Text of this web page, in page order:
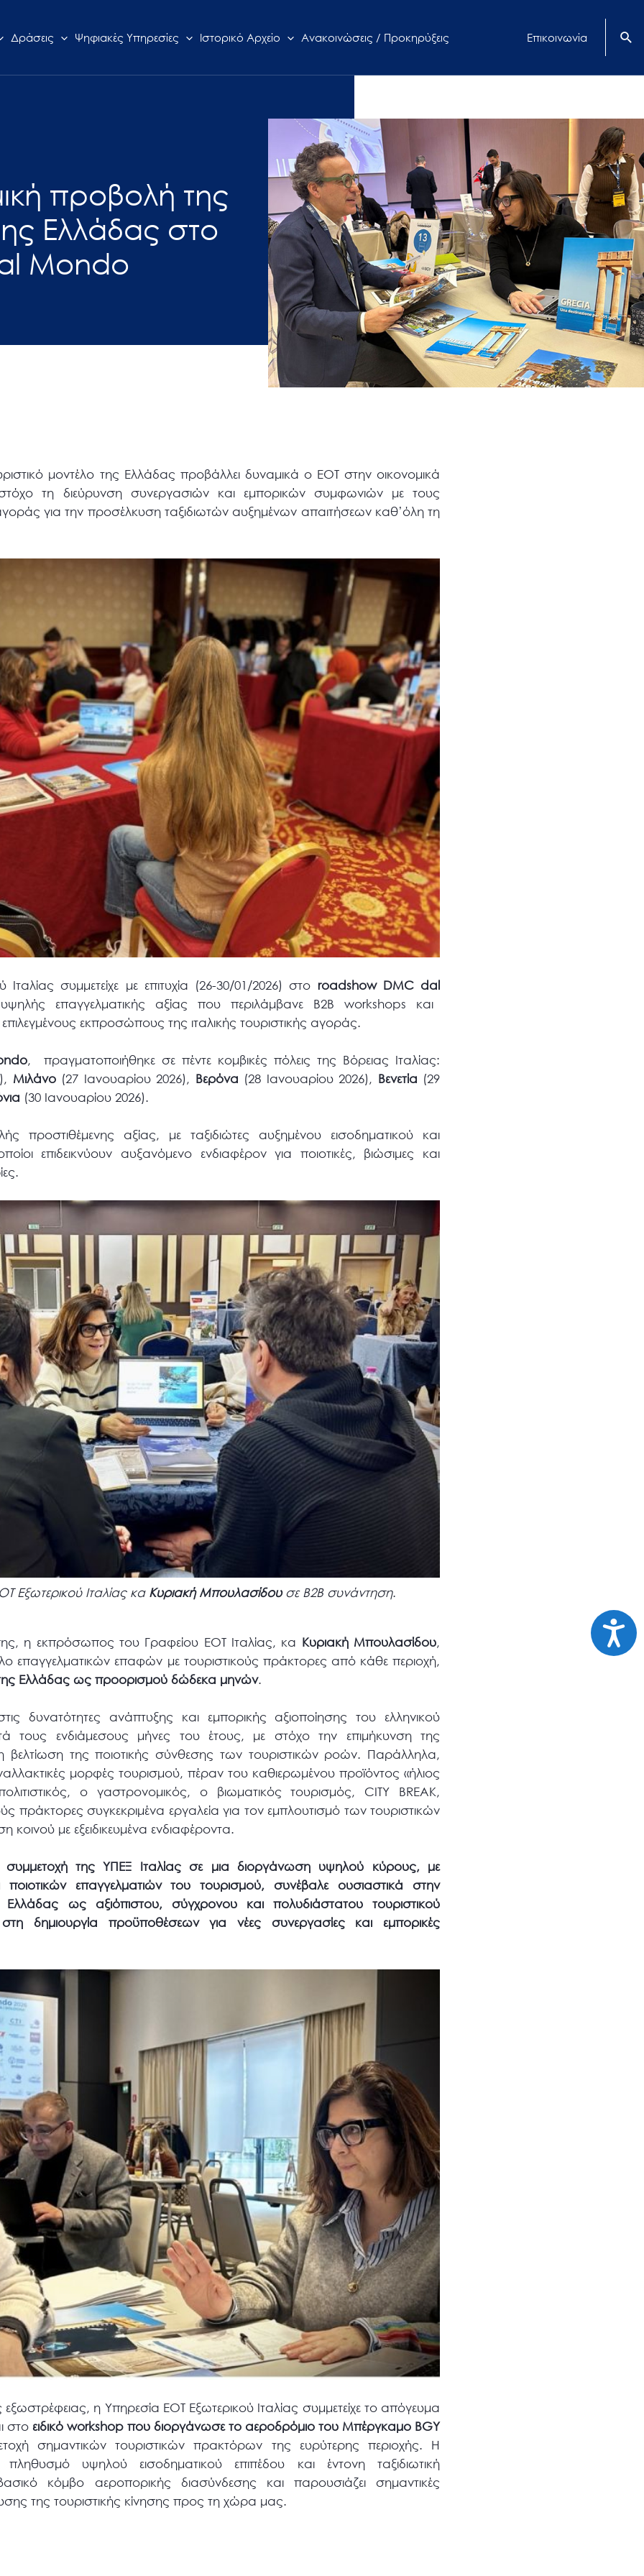
Δράσεις Ψηφιακές Υπηρεσίες Ιστορικό Αρχείο Ανακοινώσεις / Προκηρύξεις Επικοινωνία
προβολή της
Ελλάδας στο
Mondo
μοντέλο της Ελλάδας προβάλλει δυναμικά ο ΕΟΤ στην οικονομικά
τη διεύρυνση συνεργασιών και εμπορικών συμφωνιών με τους
αγοράς για την προσέλκυση ταξιδιωτών αυξημένων απαιτήσεων καθ’όλη τη
συμμετείχε με επιτυχία (26-30/01/2026) στο roadshowDMCdal
επαγγελματικής αξίας που περιλάμβανε Β2Β workshops και
εκπροσώπους της ιταλικής τουριστικής αγοράς.
, πραγματοποιήθηκε σε πέντε κομβικές πόλεις της Βόρειας Ιταλίας:
Μιλάνο(27 Ιανουαρίου 2026), Βερόνα (28 Ιανουαρίου 2026), Βενετία (29
(30 Ιανουαρίου 2026).
προστιθέμενης αξίας, με ταξιδιώτες αυξημένου εισοδηματικού και
επιδεικνύουν αυξανόμενο ενδιαφέρον για ποιοτικές, βιώσιμες και
Εξωτερικού Ιταλίας κα Κυριακή Μπουλασίδουσε Β2Β συνάντηση.
η εκπρόσωπος του Γραφείου ΕΟΤ Ιταλίας, κα Κυριακή Μπουλασίδου,
επαγγελματικών επαφών με τουριστικούς πράκτορες από κάθε περιοχή,
Ελλάδας ως προορισμού δώδεκα μηνών.
δυνατότητες ανάπτυξης και εμπορικής αξιοποίησης του ελληνικού
τους ενδιάμεσους μήνες του έτους, με στόχο την επιμήκυνση της
βελτίωση της ποιοτικής σύνθεσης των τουριστικών ροών. Παράλληλα,
μορφές τουρισμού, πέραν του καθιερωμένου προϊόντος «ήλιος
ο γαστρονομικός, ο βιωματικός τουρισμός, CITY BREAK,
πράκτορες συγκεκριμένα εργαλεία για τον εμπλουτισμό των τουριστικών
κοινού με εξειδικευμένα ενδιαφέροντα.
συμμετοχή της ΥΠΕΞ Ιταλίας σε μια διοργάνωση υψηλού κύρους, με
ποιοτικών επαγγελματιών του τουρισμού, συνέβαλε ουσιαστικά στην
Ελλάδας ως αξιόπιστου, σύγχρονου και πολυδιάστατου τουριστικού
δημιουργία προϋποθέσεων για νέες συνεργασίες και εμπορικές
εξωστρέφειας, η Υπηρεσία ΕΟΤ Εξωτερικού Ιταλίας συμμετείχε το απόγευμα
στο ειδικόworkshop που διοργάνωσε το αεροδρόμιο του Μπέργκαμο BGY
σημαντικών τουριστικών πρακτόρων της ευρύτερης περιοχής. Η
πληθυσμό υψηλού εισοδηματικού επιπέδου και έντονη ταξιδιωτική
κόμβο αεροπορικής διασύνδεσης και παρουσιάζει σημαντικές
της τουριστικής κίνησης προς τη χώρα μας.